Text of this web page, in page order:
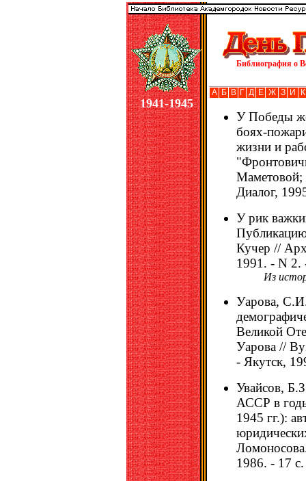
1941-1945
Библиография о
А Б В Г Д Е Ж З И К
У Победы
боях-
жизни и
Маметовой;
Диалог,
У рик
Кучер //
1991. - N 2.
Из
Уарова,
Великой
Уарова //
- Якутск,
Увайсов,
АССР в
1945 гг.):
1986. - 17 с.